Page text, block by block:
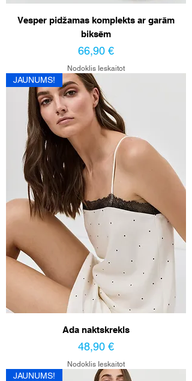
Vesper pidžamas komplekts ar garām
biksēm
Cena
66,90 €
Nodoklis Ieskaitot
JAUNUMS!
Ada naktskrekls
Cena
48,90 €
Nodoklis Ieskaitot
JAUNUMS!